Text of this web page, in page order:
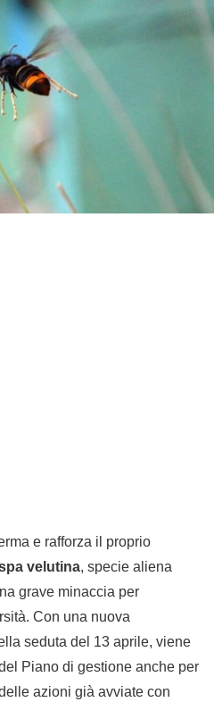
e rafforza il proprio
velutina, specie aliena
grave minaccia per
Con una nuova
seduta del 13 aprile, viene
Piano di gestione anche per
azioni già avviate con